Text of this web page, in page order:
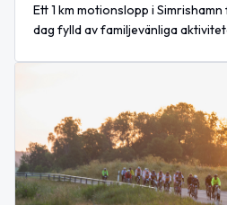
Ett 1 km motionslopp i
dag fylld av familjevänliga